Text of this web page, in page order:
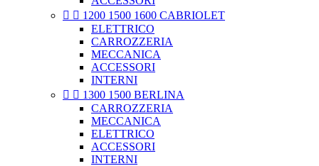
  1200 1500 1600 CABRIOLET
ELETTRICO
CARROZZERIA
MECCANICA
ACCESSORI
INTERNI
  1300 1500 BERLINA
CARROZZERIA
MECCANICA
ELETTRICO
ACCESSORI
INTERNI